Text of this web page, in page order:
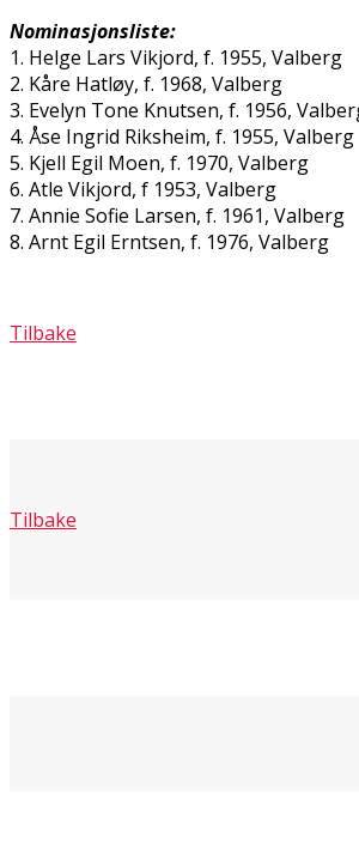
Nominasjonsliste:
1. Helge Lars Vikjord, f. 1955, Valberg
2. Kåre Hatløy, f. 1968, Valberg
3. Evelyn Tone Knutsen, f. 1956,
4. Åse Ingrid Riksheim, f. 1955, Valberg
5. Kjell Egil Moen, f. 1970, Valberg
6. Atle Vikjord, f 1953, Valberg
7. Annie Sofie Larsen, f. 1961, Valberg
8. Arnt Egil Erntsen, f. 1976, Valberg
Tilbake
Tilbake